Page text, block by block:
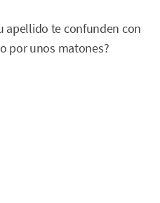
apellido te confunden con
por unos matones?